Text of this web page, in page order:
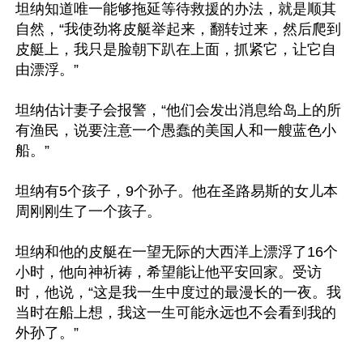
坦纳知道唯一能够拖延等待救援的办法，就是顺其
自然，“我使劲将皮艇举起来，翻转过来，然后爬到
皮艇上，我只是脸朝下趴在上面，抓紧它，让它自
由漂浮。”
坦纳估计妻子会报警，“他们会发出消息给岛上的所
有渔民，说要注意一个愚蠢的美国人和一艘蓝色小
船。”
坦纳有5个孩子，9个孙子。他在圣路易斯的女儿本
周刚刚生了一个孩子。
坦纳和他的皮艇在一望无际的大西洋上漂浮了16个
小时，他向神祈祷，希望能让他平安回家。受访
时，他说，“这是我一生中度过的最漫长的一夜。我
当时在船上想，我这一生可能永远也不会看到我的
外孙了。”